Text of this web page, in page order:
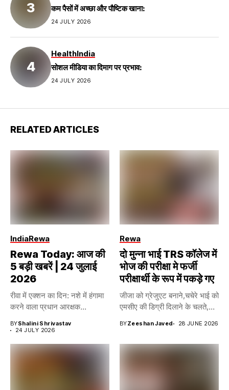
कम पैसों में अच्छा और पौष्टिक खाना:
24 JULY 2026
HealthIndia
सोशल मीडिया का दिमाग पर प्रभाव:
24 JULY 2026
RELATED ARTICLES
IndiaRewa
Rewa Today: आज की
5 बड़ी खबरें | 24 जुलाई
2026
रीवा में एक्शन का दिन: नशे में हंगामा
करने वाला प्रधान आरक्षक...
BYShalini Shrivastav
24 JULY 2026
Rewa
दो मुन्ना भाई TRS कॉलेज में
भोज की परीक्षा मे फर्जी
परीक्षार्थी के रूप में पकड़े गए
जीजा को ग्रेजुएट बनाने,चचेरे भाई को
एमसीए की डिग्री दिलाने के चलते,...
BYZeeshan Javed 28 JUNE 2026